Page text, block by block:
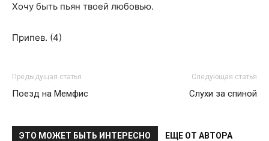
Хочу быть пьян твоей любовью.
Припев. (4)
Предыдущая статья
Поезд на Мемфис
Следующая статья
Слухи за спиной
ЭТО МОЖЕТ БЫТЬ ИНТЕРЕСНО ЕЩЕ ОТ АВТОРА